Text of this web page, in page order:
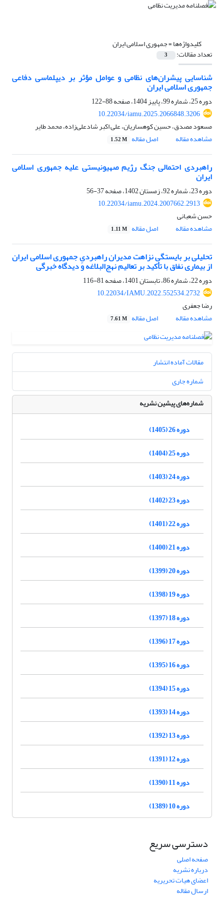
کلیدواژه‌ها =جمهوری اسلامی ایران
تعداد مقالات: 3
شناسایی پیشران‌های نظامی و عوامل مؤثر بر دیپلماسی دفاعی
جمهوری اسلامی ایران
دوره 25، شماره 99، پاییز 1404، صفحه
88-122
10.22034/iamu.2025.2066848.3206
مسعود مصدق، حسین کوهساریان، علی اکبر شادعلی‌زاده، محمد طایر
مشاهده مقاله
اصل مقاله 1.52 M
راهبردی احتمالی جنگ رژیم صهیونیستی علیه جمهوری اسلامی
ایران
دوره 23، شماره 92، زمستان 1402، صفحه
37-56
10.22034/iamu.2024.2007662.2913
حسن شعبانی
مشاهده مقاله
اصل مقاله 1.11 M
تحلیلی بر بایستگی نزاهت مدیران راهبردیِ جمهوری اسلامی ایران
از بیماری نفاق با تأکید بر تعالیم نهج‌البلاغه و دیدگاه خبرگی
دوره 22، شماره 86، تابستان 1401، صفحه
81-116
10.22034/IAMU.2022.552534.2732
رضا جعفری
مشاهده مقاله
اصل مقاله 7.61 M
مقالات آماده انتشار
شماره جاری
شماره‌های پیشین نشریه
دوره 26 (1405)
دوره 25 (1404)
دوره 24 (1403)
دوره 23 (1402)
دوره 22 (1401)
دوره 21 (1400)
دوره 20 (1399)
دوره 19 (1398)
دوره 18 (1397)
دوره 17 (1396)
دوره 16 (1395)
دوره 15 (1394)
دوره 14 (1393)
دوره 13 (1392)
دوره 12 (1391)
دوره 11 (1390)
دوره 10 (1389)
دسترسی سریع
صفحه اصلی
درباره نشریه
اعضای هیات تحریریه
ارسال مقاله